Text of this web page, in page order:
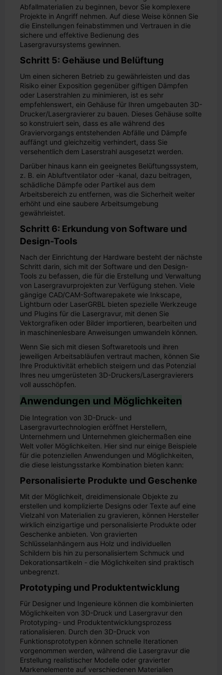
Abfallmaterialien zu beginnen, bevor Sie komplexere
Projekte in Angriff nehmen. Auf diese Weise können Sie
die Einstellungen feinabstimmen und Vertrauen in die
sichere und effektive Bedienung des
Lasergravursystems gewinnen.
Schritt 5: Gehäuse und Belüftung
Um einen sicheren Betrieb zu gewährleisten und das
Risiko einer Exposition gegenüber giftigen Dämpfen
oder Laserstrahlen zu minimieren, ist es sehr
empfehlenswert, ein Gehäuse für Ihren umgebauten 3D-
Drucker/Lasergravierer zu bauen. Dieses Gehäuse sollte
so konstruiert sein, dass es alle während des
Graviervorgangs entstehenden Abfälle und Dämpfe
auffängt und gleichzeitig verhindert, dass Sie
versehentlich dem Laserstrahl ausgesetzt werden.
Darüber hinaus kann ein geeignetes Belüftungssystem,
z. B. ein Abluftventilator oder -kanal, dazu beitragen,
schädliche Dämpfe oder Partikel aus dem
Arbeitsbereich zu entfernen, was die Sicherheit weiter
erhöht und eine saubere Arbeitsumgebung
gewährleistet.
Schritt 6: Erkundung von Software und
Design-Tools
Nach der Einrichtung der Hardware besteht der nächste
Schritt darin, sich mit der Software und den Design-
Tools zu befassen, die für die Erstellung und Verwaltung
von Lasergravurprojekten zur Verfügung stehen. Viele
gängige CAD/CAM-Softwarepakete wie Inkscape,
Lightburn oder LaserGRBL bieten spezielle Werkzeuge
und Plugins für die Lasergravur, mit denen Sie
Vektorgrafiken oder Bilder importieren, bearbeiten und
in maschinenlesbare Anweisungen umwandeln können.
Wenn Sie sich mit diesen Softwaretools und ihren
jeweiligen Arbeitsabläufen vertraut machen, können Sie
Ihre Produktivität erheblich steigern und das Potenzial
Ihres neu umgerüsteten 3D-Druckers/Lasergravierers
voll ausschöpfen.
Anwendungen und Möglichkeiten
Die Integration von 3D-Druck- und
Lasergravurtechnologien eröffnet Herstellern,
Unternehmern und Unternehmen gleichermaßen eine
Welt voller Möglichkeiten. Hier sind nur einige Beispiele
für die potenziellen Anwendungen und Möglichkeiten,
die diese leistungsstarke Kombination bieten kann:
Personalisierte Produkte und Geschenke
Mit der Möglichkeit, dreidimensionale Objekte zu
erstellen und komplizierte Designs oder Texte auf eine
Vielzahl von Materialien zu gravieren, können Hersteller
wirklich einzigartige und personalisierte Produkte oder
Geschenke anbieten. Von gravierten
Schlüsselanhängern aus Holz und individuellen
Schildern bis hin zu personalisiertem Schmuck und
Dekorationsartikeln - die Möglichkeiten sind praktisch
unbegrenzt.
Prototyping und Produktentwicklung
Für Designer und Ingenieure können die kombinierten
Möglichkeiten von 3D-Druck und Lasergravur den
Prototyping- und Produktentwicklungsprozess
rationalisieren. Durch den 3D-Druck von
Funktionsprototypen können schnelle Iterationen
vorgenommen werden, während die Lasergravur die
Erstellung realistischer Modelle oder gravierter
Markenelemente auf verschiedenen Materialien